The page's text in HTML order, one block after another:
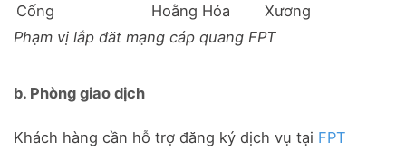
Cống
Hoằng Hóa
Xương
Phạm vị lắp đăt mạng cáp quang FPT
b. Phòng giao dịch
Khách hàng cần hỗ trợ đăng ký dịch vụ tại FPT